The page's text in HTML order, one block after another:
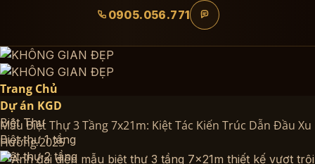
dung
0905.056.771
Trang Chủ
Dự án KGD
Biệt Thự
Biệt thự 1 tầng
Biệt thự 2 tầng
Mẫu Biệt Thự 3 Tầng 7x21m: Kiệt Tác Kiến Trúc Dẫn Đầu Xu
Hướng 2025